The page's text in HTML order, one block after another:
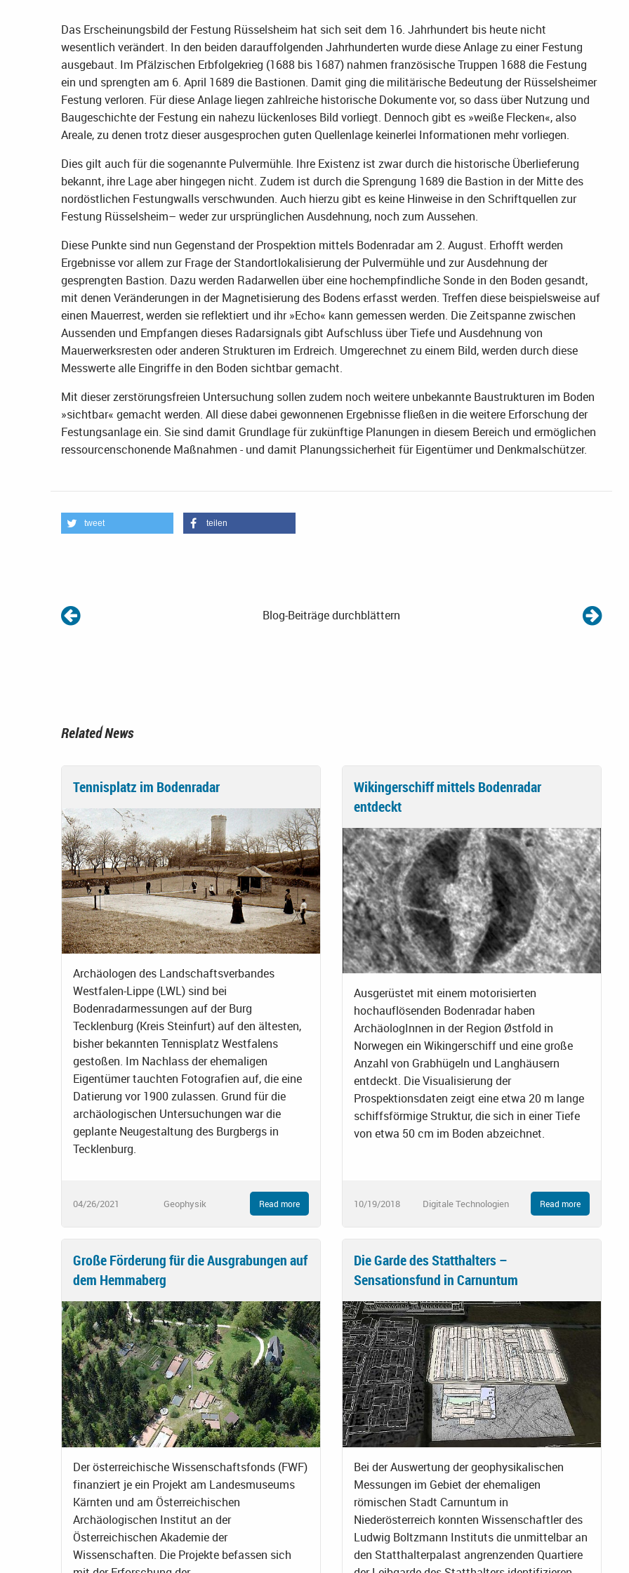
Das Erscheinungsbild der Festung Rüsselsheim hat sich seit dem 16. Jahrhundert bis heute nicht
wesentlich verändert. In den beiden darauffolgenden Jahrhunderten wurde diese Anlage zu einer Festung
ausgebaut. Im Pfälzischen Erbfolgekrieg (1688 bis 1687) nahmen französische Truppen 1688 die Festung
ein und sprengten am 6. April 1689 die Bastionen. Damit ging die militärische Bedeutung der Rüsselsheimer
Festung verloren. Für diese Anlage liegen zahlreiche historische Dokumente vor, so dass über Nutzung und
Baugeschichte der Festung ein nahezu lückenloses Bild vorliegt. Dennoch gibt es »weiße Flecken«, also
Areale, zu denen trotz dieser ausgesprochen guten Quellenlage keinerlei Informationen mehr vorliegen.
Dies gilt auch für die sogenannte Pulvermühle. Ihre Existenz ist zwar durch die historische Überlieferung
bekannt, ihre Lage aber hingegen nicht. Zudem ist durch die Sprengung 1689 die Bastion in der Mitte des
nordöstlichen Festungwalls verschwunden. Auch hierzu gibt es keine Hinweise in den Schriftquellen zur
Festung Rüsselsheim– weder zur ursprünglichen Ausdehnung, noch zum Aussehen.
Diese Punkte sind nun Gegenstand der Prospektion mittels Bodenradar am 2. August. Erhofft werden
Ergebnisse vor allem zur Frage der Standortlokalisierung der Pulvermühle und zur Ausdehnung der
gesprengten Bastion. Dazu werden Radarwellen über eine hochempfindliche Sonde in den Boden gesandt,
mit denen Veränderungen in der Magnetisierung des Bodens erfasst werden. Treffen diese beispielsweise auf
einen Mauerrest, werden sie reflektiert und ihr »Echo« kann gemessen werden. Die Zeitspanne zwischen
Aussenden und Empfangen dieses Radarsignals gibt Aufschluss über Tiefe und Ausdehnung von
Mauerwerksresten oder anderen Strukturen im Erdreich. Umgerechnet zu einem Bild, werden durch diese
Messwerte alle Eingriffe in den Boden sichtbar gemacht.
Mit dieser zerstörungsfreien Untersuchung sollen zudem noch weitere unbekannte Baustrukturen im Boden
»sichtbar« gemacht werden. All diese dabei gewonnenen Ergebnisse fließen in die weitere Erforschung der
Festungsanlage ein. Sie sind damit Grundlage für zukünftige Planungen in diesem Bereich und ermöglichen
ressourcenschonende Maßnahmen - und damit Planungssicherheit für Eigentümer und Denkmalschützer.
tweet teilen
Blog-Beiträge durchblättern
Related News
Tennisplatz im Bodenradar
Archäologen des Landschaftsverbandes
Westfalen-Lippe (LWL) sind bei
Bodenradarmessungen auf der Burg
Tecklenburg (Kreis Steinfurt) auf den ältesten,
bisher bekannten Tennisplatz Westfalens
gestoßen. Im Nachlass der ehemaligen
Eigentümer tauchten Fotografien auf, die eine
Datierung vor 1900 zulassen. Grund für die
archäologischen Untersuchungen war die
geplante Neugestaltung des Burgbergs in
Tecklenburg.
04/26/2021 Geophysik Read more
Wikingerschiff mittels Bodenradar
entdeckt
Ausgerüstet mit einem motorisierten
hochauflösenden Bodenradar haben
ArchäologInnen in der Region Østfold in
Norwegen ein Wikingerschiff und eine große
Anzahl von Grabhügeln und Langhäusern
entdeckt. Die Visualisierung der
Prospektionsdaten zeigt eine etwa 20 m lange
schiffsförmige Struktur, die sich in einer Tiefe
von etwa 50 cm im Boden abzeichnet.
10/19/2018 Digitale Technologien Read more
Große Förderung für die Ausgrabungen auf
dem Hemmaberg
Der österreichische Wissenschaftsfonds (FWF)
finanziert je ein Projekt am Landesmuseums
Kärnten und am Österreichischen
Archäologischen Institut an der
Österreichischen Akademie der
Wissenschaften. Die Projekte befassen sich
Die Garde des Statthalters –
Sensationsfund in Carnuntum
Bei der Auswertung der geophysikalischen
Messungen im Gebiet der ehemaligen
römischen Stadt Carnuntum in
Niederösterreich konnten Wissenschaftler des
Ludwig Boltzmann Instituts die unmittelbar an
den Statthalterpalast angrenzenden Quartiere